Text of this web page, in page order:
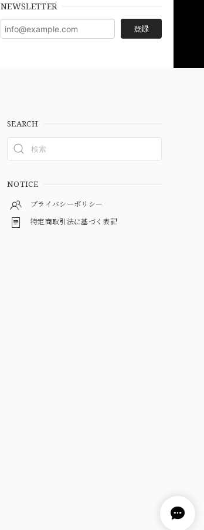
NEWSLETTER
登録
SEARCH
NOTICE
プライバシーポリシー
特定商取引法に基づく表記